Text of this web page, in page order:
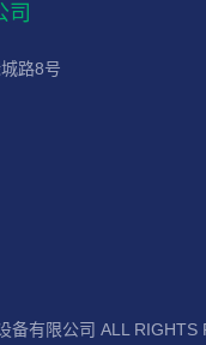
路8号
备有限公司 ALL RIGHTS